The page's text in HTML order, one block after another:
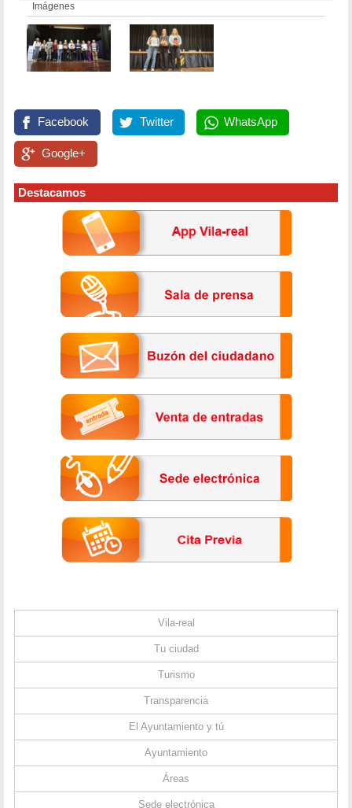
Imágenes
Facebook Twitter WhatsApp
Google+
Destacamos
Vila-real
Tu ciudad
Turismo
Transparencia
El Ayuntamiento y tú
Ayuntamiento
Áreas
Sede electrónica